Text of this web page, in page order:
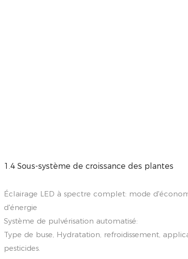
1.4 Sous-système de croissance des plantes
Éclairage LED à spectre complet: mode
d'énergie
Système de pulvérisation automatisé:
Type de buse, Hydratation, refroidissement,
pesticides.